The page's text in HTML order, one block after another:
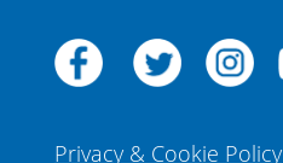
Privacy & Cookie Policy